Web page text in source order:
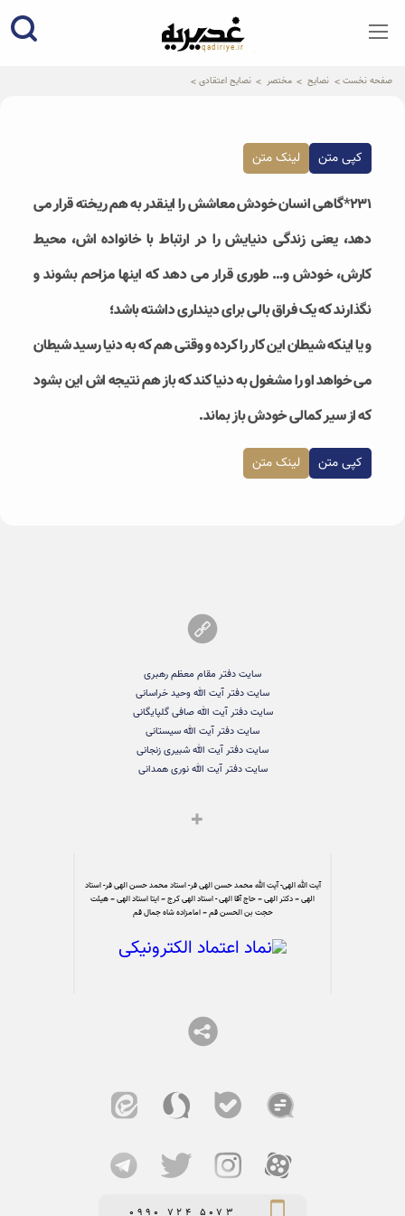
qadiriye.ir
نشریه ی غدیریه-بیانات استاد
صفحه نخست نصایح مختصر نصایح اعتقادی
کپی متن لینک متن
۲۳۱*گاهی انسان خودش معاشش را اینقدر به هم ریخته قرار می
دهد، یعنی زندگی دنیایش را در ارتباط با خانواده اش، محیط
کارش، خودش و… طوری قرار می دهد که اینها مزاحم بشوند و
نگذارند که یک فراق بالی برای دینداری داشته باشد؛
و یا اینکه شیطان این کار را کرده و وقتی هم که به دنیا رسید شیطان
می خواهد او را مشغول به دنیا کند که باز هم نتیجه اش این بشود
که از سیر کمالی خودش باز بماند.
کپی متن لینک متن
سایت دفتر مقام معظم رهبری
سایت دفتر آیت الله وحید خراسانی
سایت دفتر آیت الله صافی گلپایگانی
سایت دفتر آیت الله سیستانی
سایت دفتر آیت الله شبیری زنجانی
سایت دفتر آیت الله نوری همدانی
آیت الله الهی- آیت الله محمد حسن الهی فر- استاد محمد حسن الهی فر- استاد
الهی – دکتر الهی – حاج آقا الهی - استاد الهی کرج – ایتا استاد الهی – هیئت
حجت بن الحسن قم – امامزاده شاه جمال قم